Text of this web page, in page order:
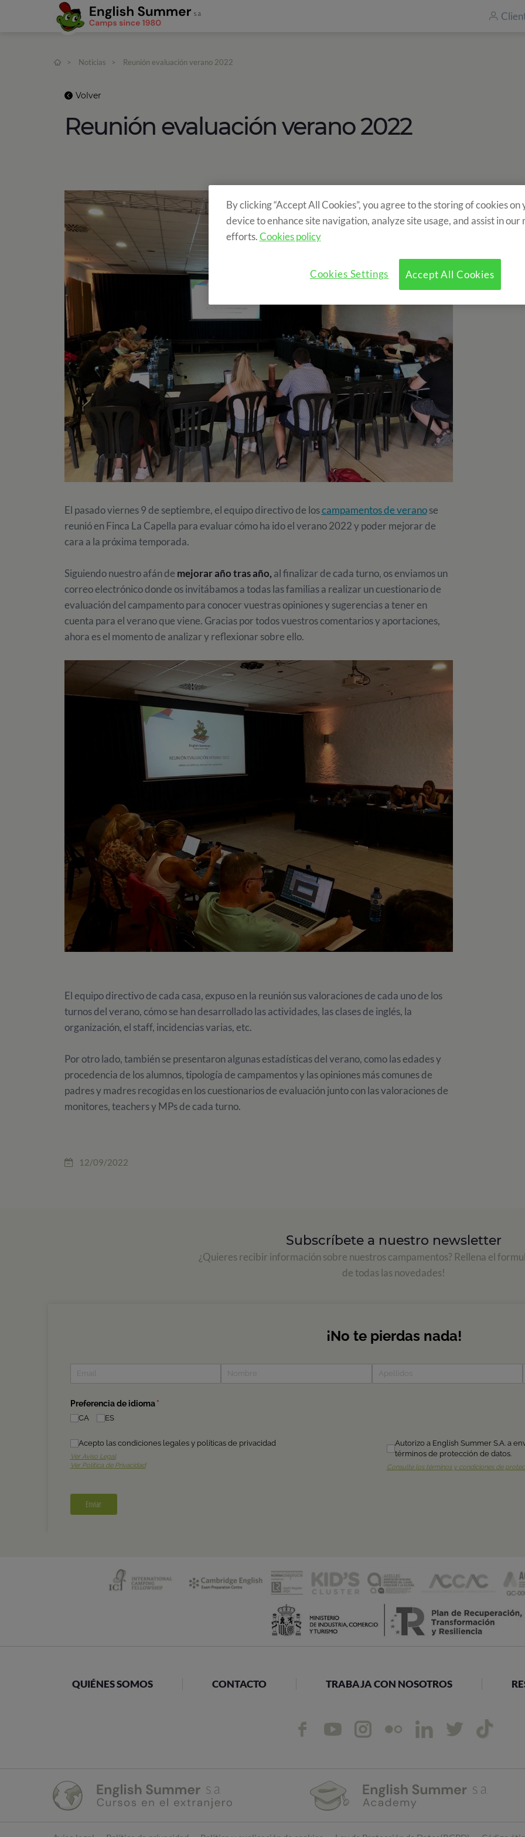
> Noticias > Reunión evaluación verano 2022
Volver
Reunión evaluación verano 2022
El pasado viernes 9 de septiembre,el equipo directivo de loscampamentos de veranose
reunió en Finca La Capella para evaluar cómo ha ido el verano 2022 y poder mejorar de
cara a la próxima temporada.
Siguiendo nuestro afán de mejorar año tras año, al finalizar de cada turno, os enviamos un
correo electrónico donde os invitábamos a todas las familias a realizar un cuestionario de
evaluación del campamento para conocer vuestras opiniones y sugerencias a tener en
cuenta para el verano que viene. Gracias por todos vuestros comentarios y aportaciones,
ahora es el momento de analizar y reflexionar sobre ello.
El equipo directivo de cada casa, expuso en la reunión sus valoraciones de cada uno de los
turnos del verano, cómo se han desarrollado las actividades, las clases de inglés, la
organización, el staff, incidencias varias, etc.
Por otro lado, también se presentaron algunas estadísticas del verano, como las edades y
procedencia de los alumnos, tipología de campamentos y las opiniones más comunes de
padres y madres recogidas en los cuestionarios de evaluación junto con las valoraciones de
monitores, teachers y MPs de cada turno.
12/09/2022
Subscríbete a nuestro newsletter
¿Quieres recibir información sobre nuestros campamentos? Rellena el
de todas las novedades!
QUIÉNES SOMOS CONTACTO TRABAJA CON NOSOTROS
By clicking “Accept All Cookies”, you agree to the storing of cookies on
device to enhance site navigation, analyze site usage, and assist in our
efforts.Cookies policy
Accept All Cookies
Cookies Settings